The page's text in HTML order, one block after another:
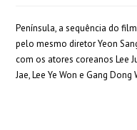
Península, a sequência do
pelo mesmo diretor Yeon
com os atores coreanos Lee
Jae, Lee Ye Won e Gang Dong